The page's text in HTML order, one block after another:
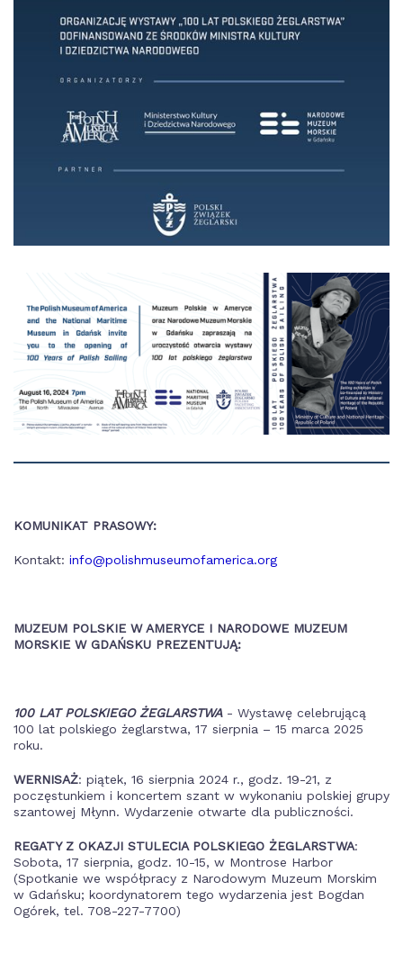
KOMUNIKAT PRASOWY:
Kontakt: info@polishmuseumofamerica.org
MUZEUM POLSKIE W AMERYCE I NARODOWE MUZEUM
MORSKIE W GDAŃSKU PREZENTUJĄ:
100 LAT POLSKIEGO ŻEGLARSTWA- Wystawę celebrującą
100 lat polskiego żeglarstwa, 17 sierpnia – 15 marca 2025
roku.
WERNISAŻ: piątek, 16 sierpnia 2024 r., godz. 19-21, z
poczęstunkiem i koncertem szant w wykonaniu polskiej grupy
szantowej Młynn. Wydarzenie otwarte dla publiczności.
REGATY Z OKAZJI STULECIA POLSKIEGO ŻEGLARSTWA:
Sobota, 17 sierpnia, godz. 10-15, w Montrose Harbor
(Spotkanie we współpracy z Narodowym Muzeum Morskim
w Gdańsku; koordynatorem tego wydarzenia jest Bogdan
Ogórek, tel. 708-227-7700)